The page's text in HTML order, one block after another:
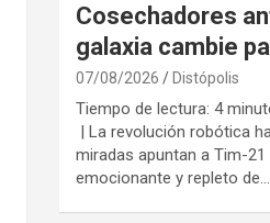
Cosechadores
galaxia cambie
07/08/2026 Distópolis
Tiempo de lectura: 4
| La revolución robótica
miradas apuntan a Tim-
emocionante y repleto de…